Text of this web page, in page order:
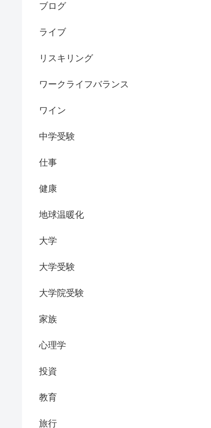
ブログ
ライブ
リスキリング
ワークライフバランス
ワイン
中学受験
仕事
健康
地球温暖化
大学
大学受験
大学院受験
家族
心理学
投資
教育
旅行